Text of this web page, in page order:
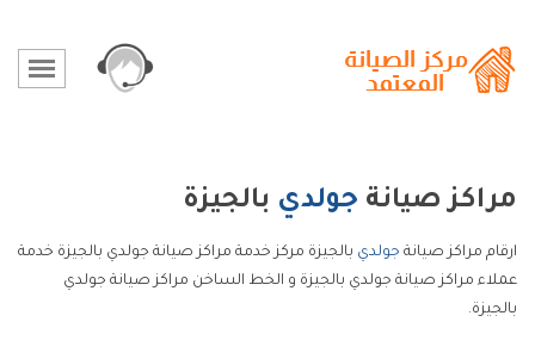
مراكز صيانة جولدي بالجيزة
ارقام مراكز صيانة جولدي بالجيزة مركز خدمة مراكز صيانة جولدي بالجيزة خدمة
عملاء مراكز صيانة جولدي بالجيزة و الخط الساخن مراكز صيانة جولدي
بالجيزة.